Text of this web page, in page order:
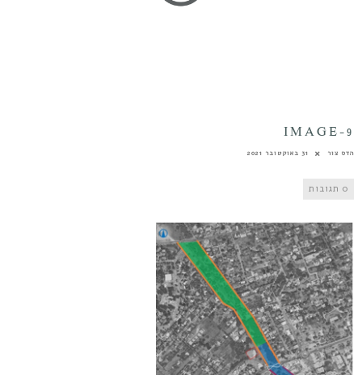
IMAGE-9
הדס צור 31 באוקטובר 2021
0 תגובות